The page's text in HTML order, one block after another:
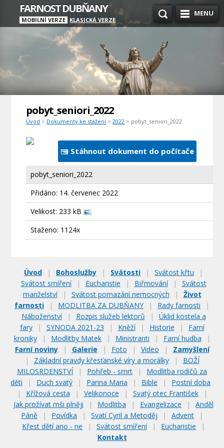
MENU
FARNOST DUBŇANY
MOBILNÍ VERZE KLASICKÁ VERZE
pobyt_seniori_2022
Úvod > Dokumenty ke stažení >2022 > pobyt_seniori_2022
Stáhnout dokument do počítače
pobyt_seniori_2022
Přidáno: 14. červenec 2022
Velikost: 233 kB
Staženo: 1124x
Úvod | Bohoslužby | Svátosti | Svátost křtu
|
Svátost smíření
| Eucharistie | Biřmování |
Svátost
manželství
| Svátost pomazání nemocných |
Život
farnosti
| MODLITBA ZA DUBŇANY | Rady farnosti
|
Náboženství
| Rozpis služeb lektorů |
Úklid kostela a
fary
| SYNODA 2021-23 | Kněží | Historie |
Farní
kroniky
| Modlitby Matek | Ministranti | Farní hudba
|
Farní noviny
| Galerie | Foto | Video |
Zamyšlení
|
Základní pravdy křesťanské víry a morálky |
BOŽÍ
MILOSRDENSTVÍ
| Pohřeb - smrt |
Modlitba rodičů za
děti
| Duch svatý | Panna Maria | Bible |
Postní doba
|
Křížová cesta | Velikonoce | Svatý otec František
|
Jak prožívat mši plněji
| Modlitba | Evangelizace |
Anděl
Páně
| Povídka | Svatí Cyril a Metoděj | Advent
|
Křest dětí ano - ne
| Svátost smíření | Eucharistie
|
Kontakt